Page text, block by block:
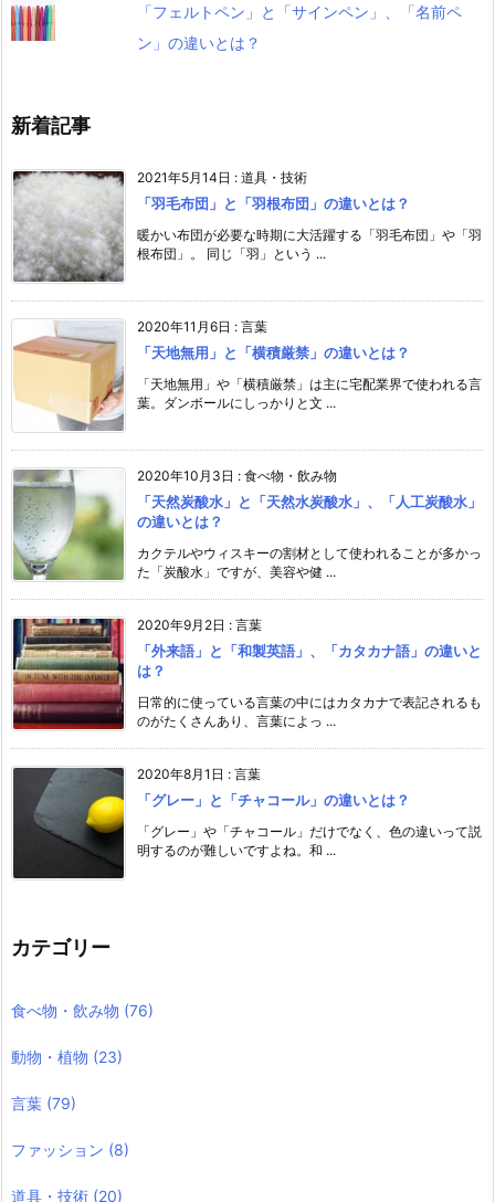
「フェルトペン」と「サインペン」、「名前ペ
ン」の違いとは？
新着記事
2021年5月14日 : 道具・技術
「羽毛布団」と「羽根布団」の違いとは？
暖かい布団が必要な時期に大活躍する「羽毛布団」や「羽
根布団」。 同じ「羽」という ...
2020年11月6日 : 言葉
「天地無用」と「横積厳禁」の違いとは？
「天地無用」や「横積厳禁」は主に宅配業界で使われる言
葉。ダンボールにしっかりと文 ...
2020年10月3日 : 食べ物・飲み物
「天然炭酸水」と「天然水炭酸水」、「人工炭酸水」
の違いとは？
カクテルやウィスキーの割材として使われることが多かっ
た「炭酸水」ですが、美容や健 ...
2020年9月2日 : 言葉
「外来語」と「和製英語」、「カタカナ語」の違いと
は？
日常的に使っている言葉の中にはカタカナで表記されるも
のがたくさんあり、言葉によっ ...
2020年8月1日 : 言葉
「グレー」と「チャコール」の違いとは？
「グレー」や「チャコール」だけでなく、色の違いって説
明するのが難しいですよね。和 ...
カテゴリー
食べ物・飲み物 (76)
動物・植物 (23)
言葉 (79)
ファッション (8)
道具・技術 (20)